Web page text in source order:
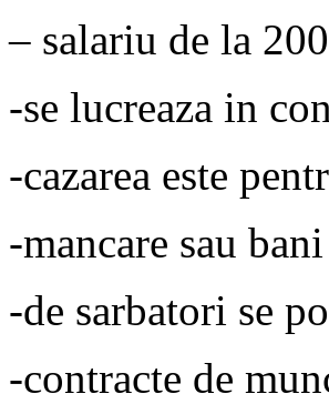
– salariu de la
-se lucreaza in
-cazarea este
-mancare sau
-de sarbatori se
-contracte de